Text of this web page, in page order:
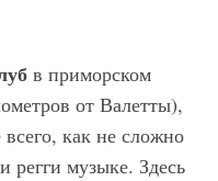
в приморском
от Валетты),
как не сложно
регги музыке. Здесь